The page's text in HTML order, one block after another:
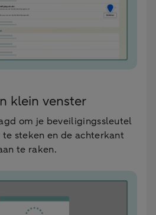
klein venster
om je beveiligingssleutel
steken en de achterkant
te raken.